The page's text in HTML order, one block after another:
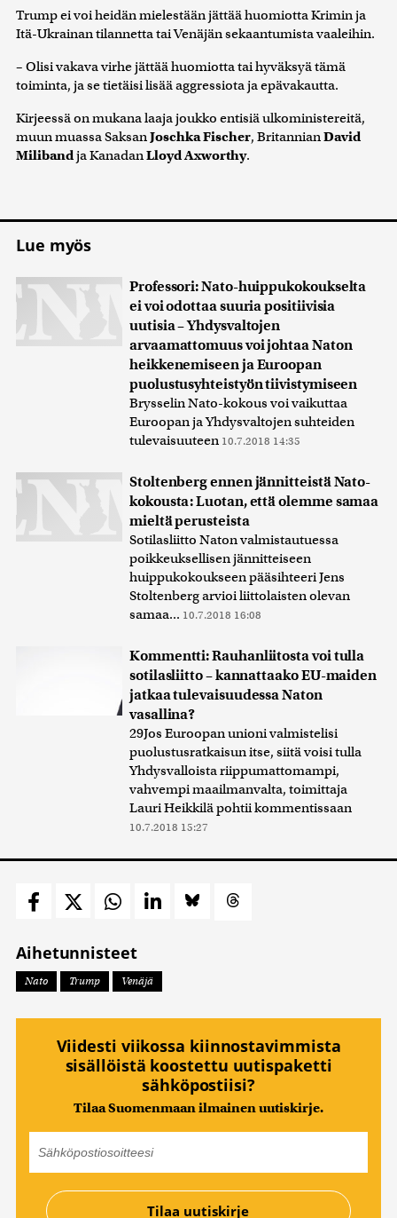
Trump ei voi heidän mielestään jättää huomiotta Krimin ja
Itä-Ukrainan tilannetta tai Venäjän sekaantumista vaaleihin.
– Olisi vakava virhe jättää huomiotta tai hyväksyä tämä
toiminta, ja se tietäisi lisää aggressiota ja epävakautta.
Kirjeessä on mukana laaja joukko entisiä ulkoministereitä,
muun muassa SaksanJoschka Fischer, BritannianDavid
Milibandja KanadanLloyd Axworthy.
Lue myös
Professori: Nato-huippukokoukselta
ei voi odottaa suuria positiivisia
uutisia – Yhdysvaltojen
arvaamattomuus voi johtaa Naton
heikkenemiseen ja Euroopan
puolustusyhteistyön tiivistymiseen
Brysselin Nato-kokous voi vaikuttaa
Euroopan ja Yhdysvaltojen suhteiden
tulevaisuuteen 10.7.2018 14:35
Stoltenberg ennen jännitteistä Nato-
kokousta: Luotan, että olemme samaa
mieltä perusteista
Sotilasliitto Naton valmistautuessa
poikkeuksellisen jännitteiseen
huippukokoukseen pääsihteeri Jens
Stoltenberg arvioi liittolaisten olevan
samaa... 10.7.2018 16:08
Kommentti: Rauhanliitosta voi tulla
sotilasliitto – kannattaako EU-maiden
jatkaa tulevaisuudessa Naton
vasallina?
29Jos Euroopan unioni valmistelisi
puolustusratkaisun itse, siitä voisi tulla
Yhdysvalloista riippumattomampi,
vahvempi maailmanvalta, toimittaja
Lauri Heikkilä pohtii kommentissaan
10.7.2018 15:27
Aihetunnisteet
Nato Trump Venäjä
Viidesti viikossa kiinnostavimmista
sisällöistä koostettu uutispaketti
sähköpostiisi?
Tilaa Suomenmaan ilmainen uutiskirje.